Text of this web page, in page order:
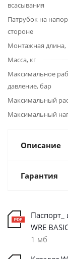
всасывания
Патрубок на
стороне
Монтажная
Масса, кг
Максимальное
давление, бар
Максимальный
Максимальный
Описание
Гарантия
WRE
1 мб